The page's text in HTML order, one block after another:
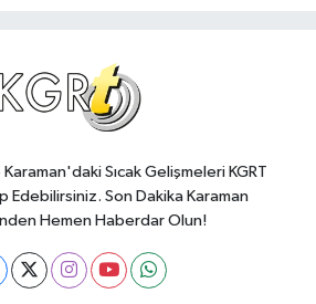
Sıcak Gelişmeleri KGRT
Edebilirsiniz. Son Dakika Karaman
Hemen Haberdar Olun!